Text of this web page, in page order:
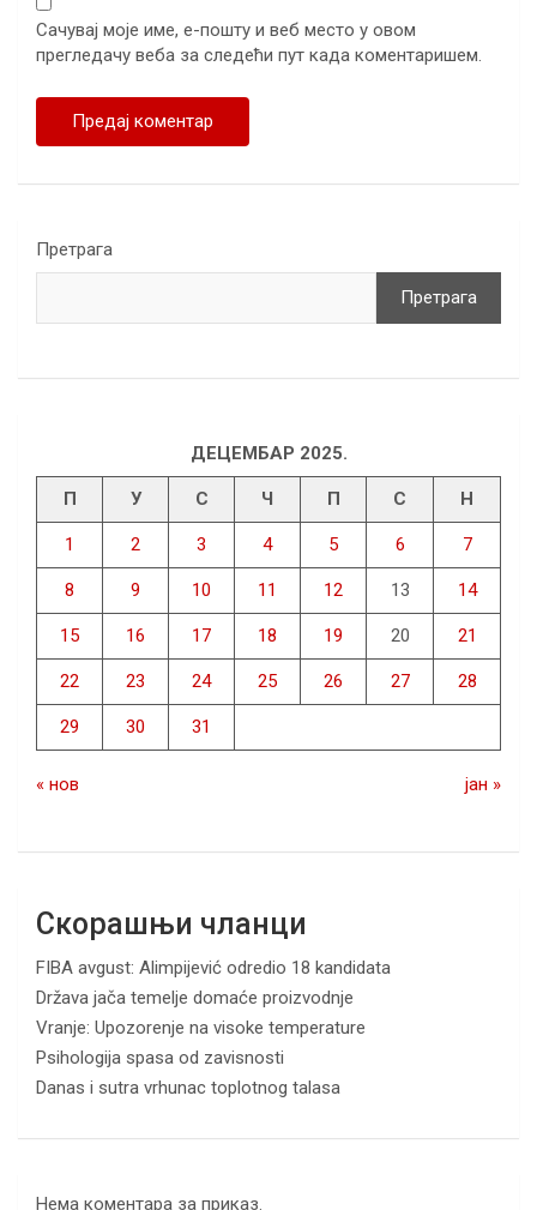
Сачувај моје име, е-пошту и веб место у овом
прегледачу веба за следећи пут када коментаришем.
Претрага
Претрага
ДЕЦЕМБАР 2025.
П У С Ч П С Н
1 2 3 4 5 6 7
8 9 10 11 12 13 14
15 16 17 18 19 20 21
22 23 24 25 26 27 28
29 30 31
« нов јан »
Скорашњи чланци
FIBA avgust: Alimpijević odredio 18 kandidata
Država jača temelje domaće proizvodnje
Vranje: Upozorenje na visoke temperature
Psihologija spasa od zavisnosti
Danas i sutra vrhunac toplotnog talasa
Нема коментара за приказ.